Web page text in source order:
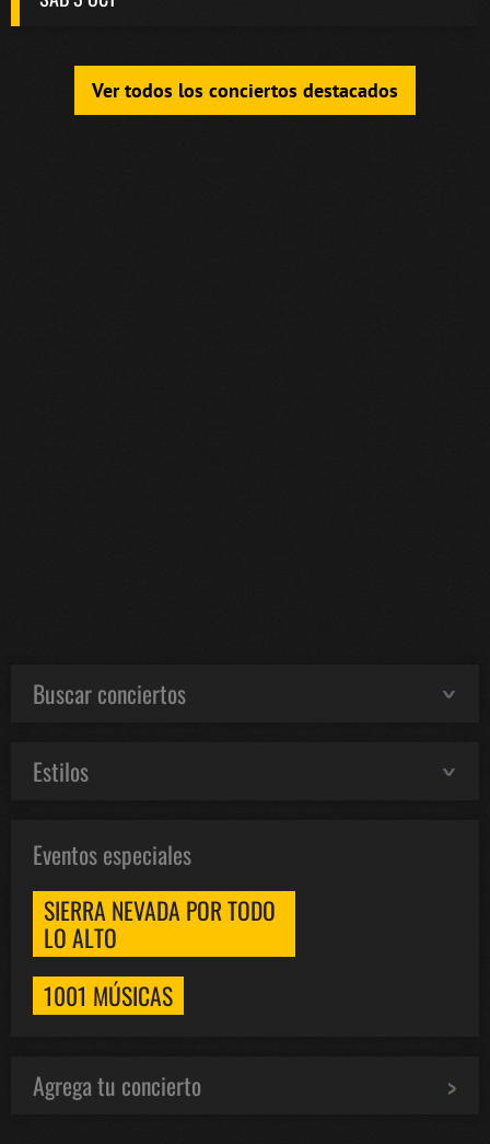
Ver todos los conciertos destacados
Buscar conciertos
Estilos
Eventos especiales
SIERRA NEVADA POR TODO
LO ALTO
1001 MÚSICAS
Agrega tu concierto